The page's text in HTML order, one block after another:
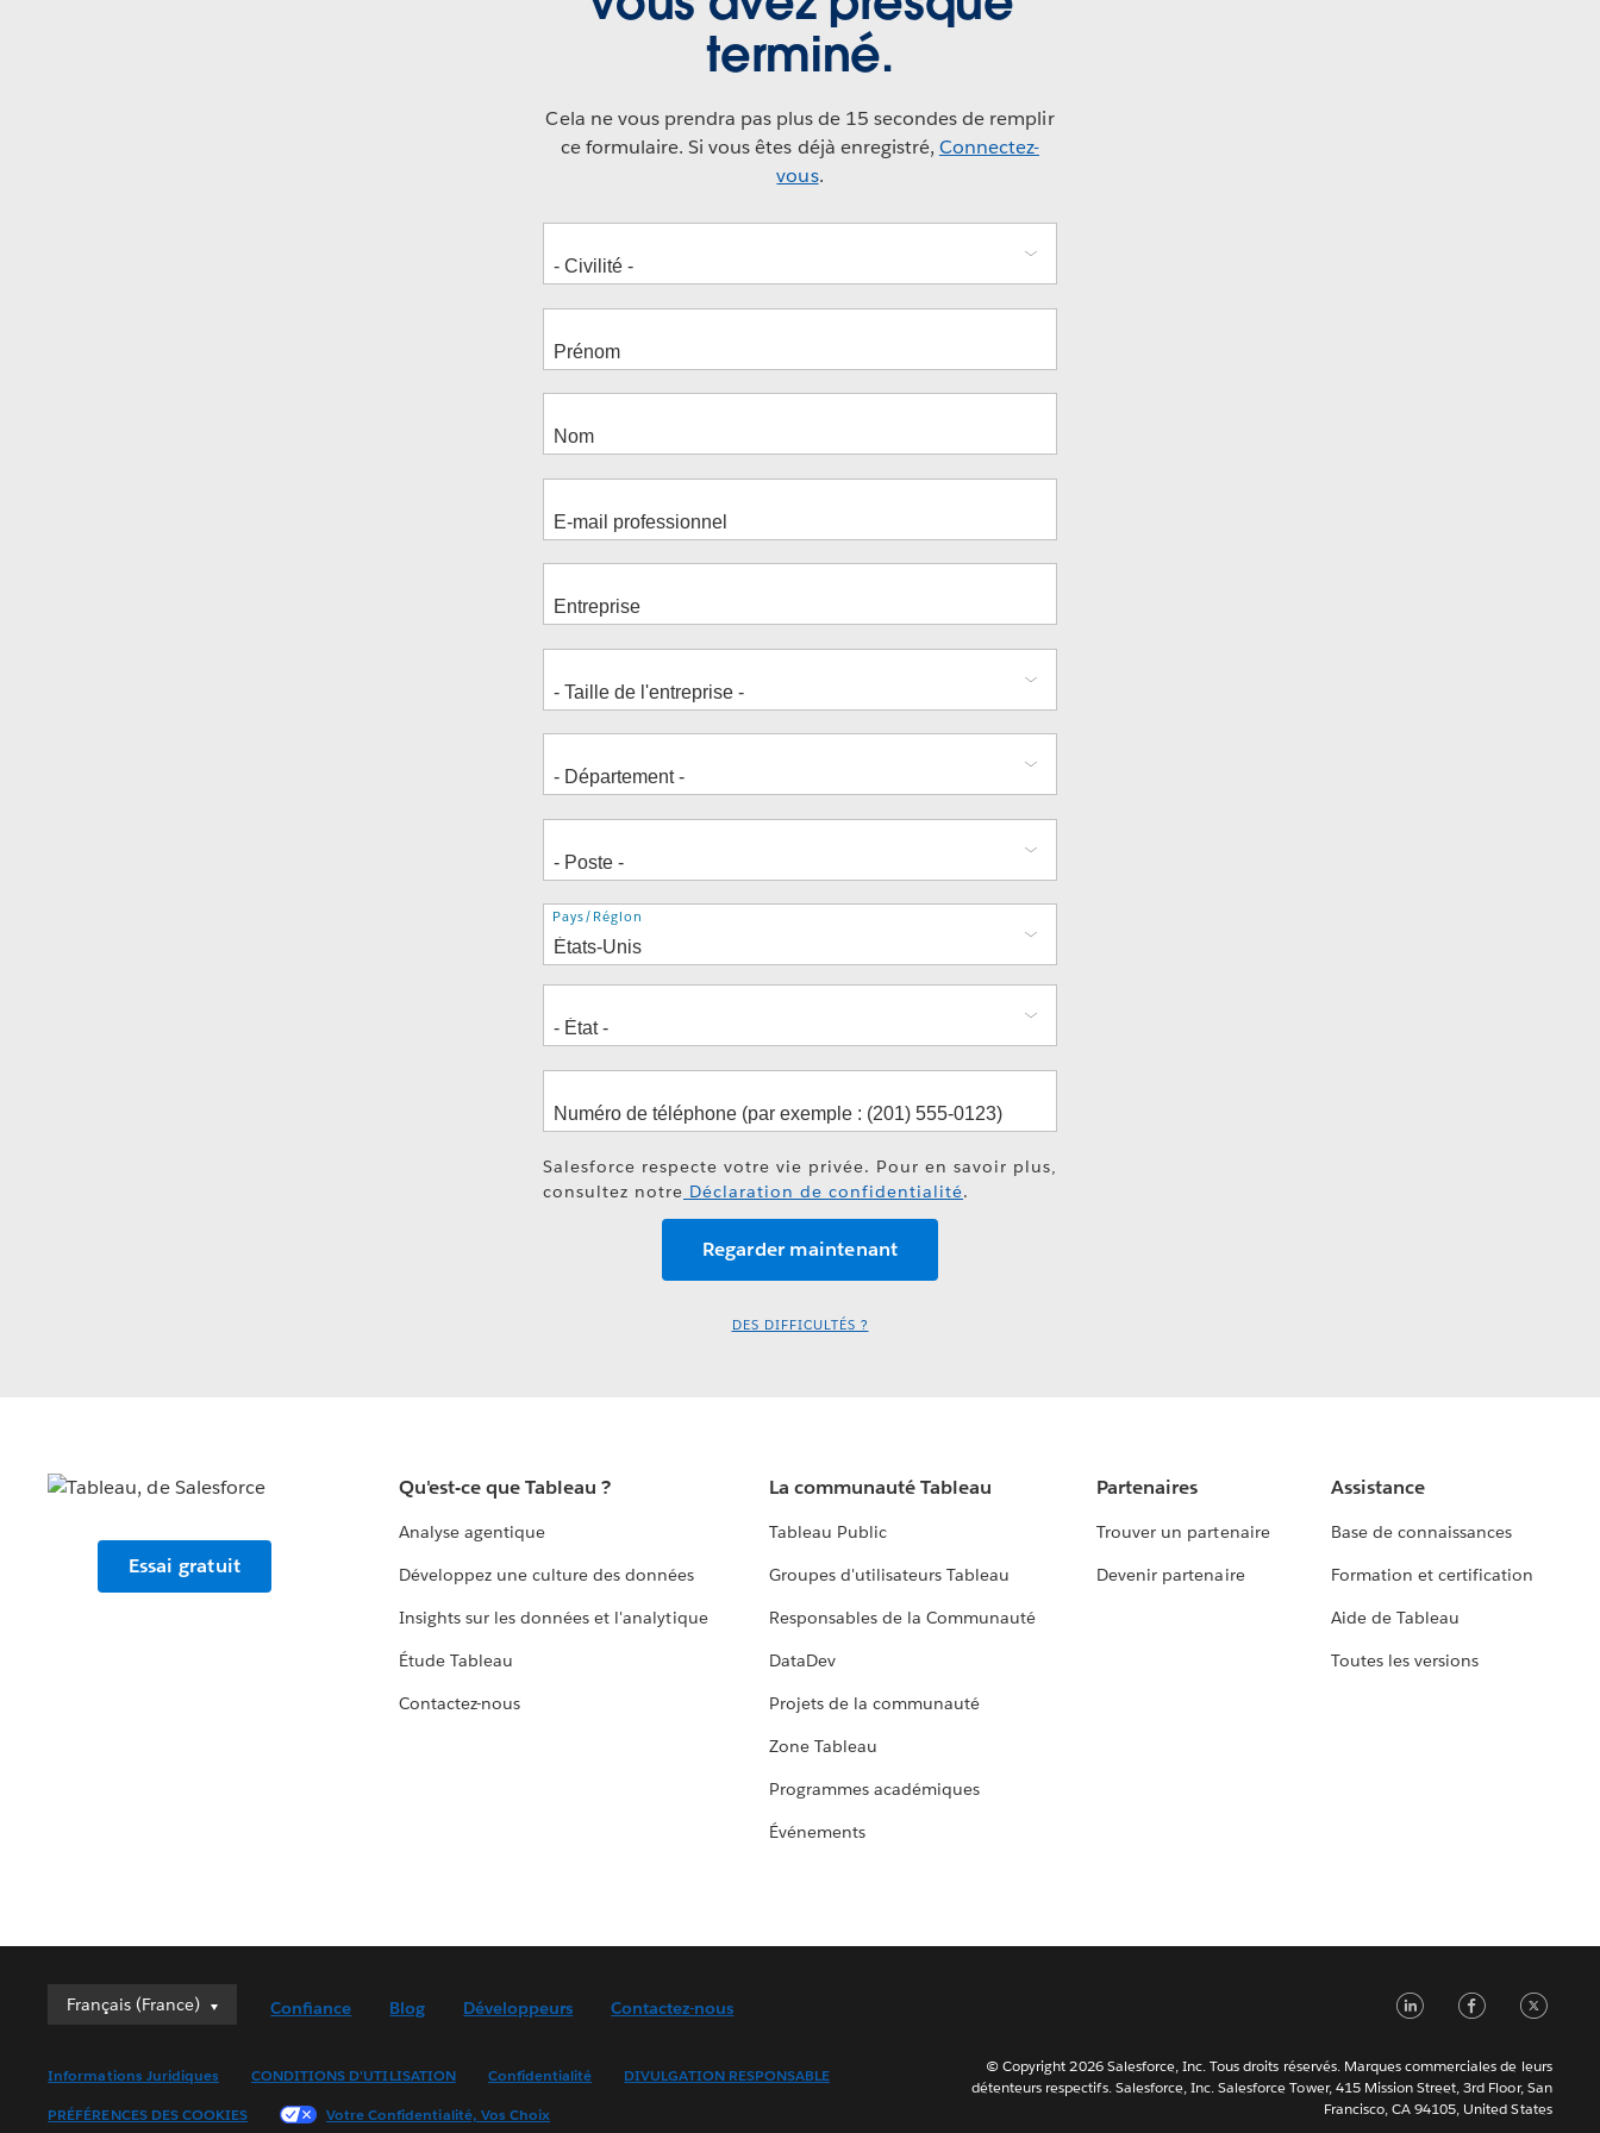
terminé.
Cela ne vous prendra pas plus de 15 secondes de remplir
ce formulaire. Si vous êtes déjà enregistré, Connectez-
vous.
Adresse
Pays/Région
Salesforce respecte votre vie privée. Pour en savoir plus,
consultez notre Déclaration de confidentialité.
DES DIFFICULTÉS ?
Essai gratuit
Qu'est-ce que Tableau ?
Analyse agentique
Développez une culture des données
Insights sur les données et l'analytique
Étude Tableau
Contactez-nous
La communauté Tableau
Tableau Public
Groupes d'utilisateurs Tableau
Responsables de la Communauté
DataDev
Projets de la communauté
Zone Tableau
Programmes académiques
Événements
Partenaires
Trouver un partenaire
Devenir partenaire
Assistance
Base de connaissances
Formation et certification
Aide de Tableau
Toutes les versions
Français (France)
Français (France)
English (UK)
Confiance Blog Développeurs Contactez-nous
Informations Juridiques CONDITIONS D'UTILISATION Confidentialité
DIVULGATION RESPONSABLE
PRÉFÉRENCES DES COOKIES
Votre Confidentialité, Vos Choix
LinkedIn
© Copyright 2026 Salesforce, Inc. Tous droits réservés. Marques commerciales de leurs
détenteurs respectifs. Salesforce, Inc. Salesforce Tower, 415 Mission Street, 3rd Floor, San
Francisco, CA 94105, United States